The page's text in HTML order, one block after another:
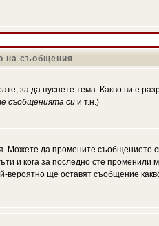
на съобщения
за да пуснете тема. Какво ви е
съобщенията си и т.н.)
Можете да промените съобщението
и кога за последно сте
вероятно ще оставят съобщение